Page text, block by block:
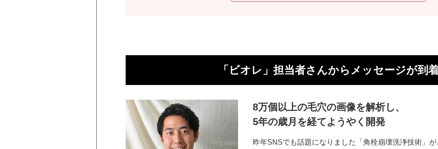
「ビオレ」担当者さんから メッセージが到
8万個以上の毛穴の画像を解析し、
5年の歳月を経てようやく開発
昨年SNSでも話題になりました「角栓崩壊洗浄技術」